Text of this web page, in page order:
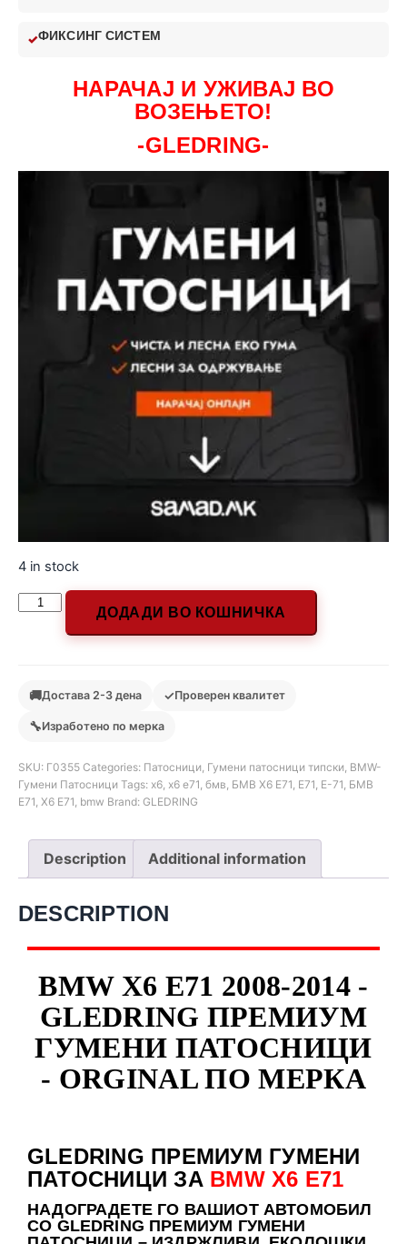
ФИКСИНГ СИСТЕМ
НАРАЧАЈ И УЖИВАЈ ВО
ВОЗЕЊЕТО!
-GLEDRING-
4 in stock
ДОДАДИ ВО КОШНИЧКА
🚚Достава 2-3 дена ✓Проверен квалитет
🔧Изработено по мерка
SKU: Г0355 Categories: Патосници, Гумени патосници типски, BMW-
Гумени Патосници Tags: x6, x6 e71, бмв, БМВ Х6 Е71, Е71, Е-71, БМВ
Е71, Х6 Е71, bmw Brand: GLEDRING
Description Additional information
DESCRIPTION
BMW X6 E71 2008-2014 -
GLEDRING ПРЕМИУМ
ГУМЕНИ ПАТОСНИЦИ
- ORGINAL ПО МЕРКА
GLEDRING ПРЕМИУМ ГУМЕНИ
ПАТОСНИЦИ ЗАBMW X6 E71
НАДОГРАДЕТЕГО ВАШИОТ АВТОМОБИЛ
СО GLEDRING ПРЕМИУМ ГУМЕНИ